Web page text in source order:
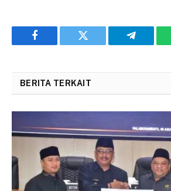
Facebook Twitter Telegram
BERITA TERKAIT